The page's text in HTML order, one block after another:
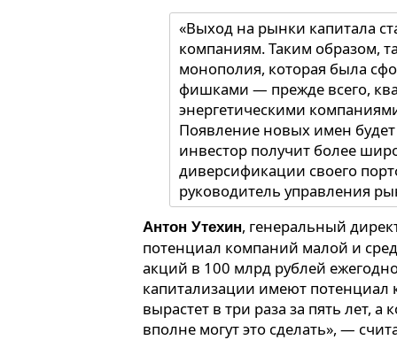
«Выход на рынки капитала
компаниям. Таким образом,
монополия, которая была
фишками — прежде всего,
энергетическими
Появление новых имен будет
инвестор получит более
диверсификации своего
руководитель управления
ИФК «Солид» Александр
Антон Утехин, генеральный
потенциал компаний малой и
акций в 100 млрд рублей
капитализации имеют потенциал
вырастет в три раза за пять лет,
вполне могут это сделать», —